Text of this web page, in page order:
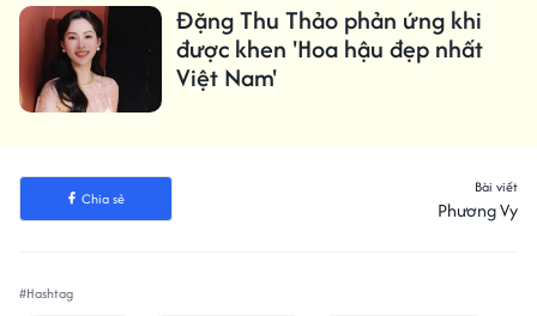
Đặng Thu Thảo phản ứng khi
được khen 'Hoa hậu đẹp nhất
Việt Nam'
Chia sẻ
Bài viết
Phương Vy
#Hashtag